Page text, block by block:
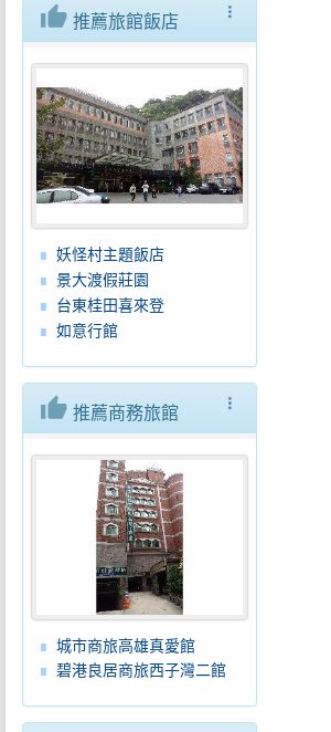
more_vert
thumb_up 推薦旅館飯店
妖怪村主題飯店
景大渡假莊園
台東桂田喜來登
如意行館
more_vert
thumb_up 推薦商務旅館
城市商旅高雄真愛館
碧港良居商旅西子灣二館